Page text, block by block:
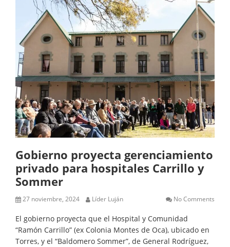
Gobierno proyecta gerenciamiento
privado para hospitales Carrillo y
Sommer
27 noviembre, 2024 Líder Luján No Comments
El gobierno proyecta que el Hospital y Comunidad
“Ramón Carrillo” (ex Colonia Montes de Oca), ubicado en
Torres, y el “Baldomero Sommer”, de General Rodríguez,